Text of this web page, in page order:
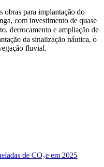
obras para implantação do
com investimento de quase
derrocamento e ampliação de
da sinalização náutica, o
fluvial.
de CO₂e em 2025